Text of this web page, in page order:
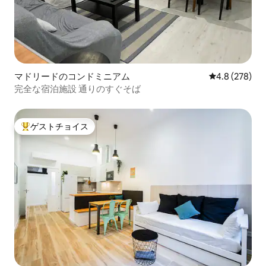
マドリードのコンドミニアム レビュー278
4.8 (278)
完全な宿泊施設 通りのすぐそば
大好評のゲストチョイスです。
ゲストチョイス